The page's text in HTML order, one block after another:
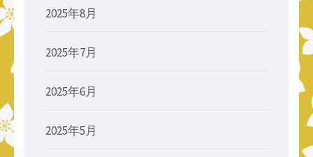
2025年8月
2025年7月
2025年6月
2025年5月